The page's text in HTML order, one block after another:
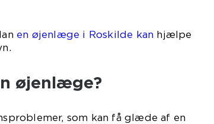
en øjenlæge i Roskilde kan hjælpe
øjenlæge?
som kan få glæde af en